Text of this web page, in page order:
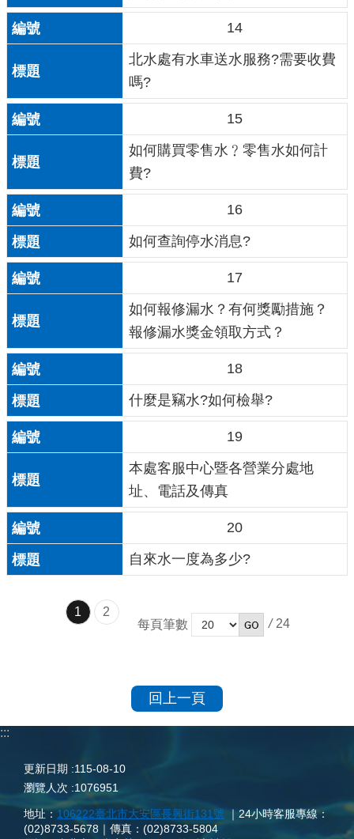
14
北水處有水車送水服務?需要收費
嗎?
15
如何購買零售水﹖零售水如何計
費?
16
如何查詢停水消息?
17
如何報修漏水？有何獎勵措施？
報修漏水獎金領取方式？
18
什麼是竊水?如何檢舉?
19
本處客服中心暨各營業分處地
址、電話及傳真
20
自來水一度為多少?
1
2
每頁筆數
/ 24
回上一頁
:::
更新日期
115-08-10
瀏覽人次
1076951
地址： 106222臺北市大安區長興街131號 ｜24小時客服專線：
(02)8733-5678｜傳真：(02)8733-5804